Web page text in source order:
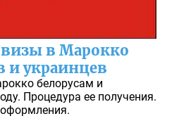
в Марокко
и украинцев
белорусам и
Процедура ее получения.